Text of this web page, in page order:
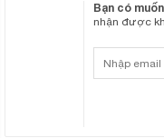
Bạn có
nhận được